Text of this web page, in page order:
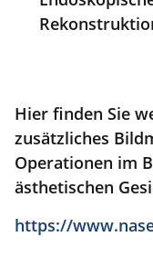
Hier finden Sie
zusätzliches
Operationen im
ästhetischen
https://